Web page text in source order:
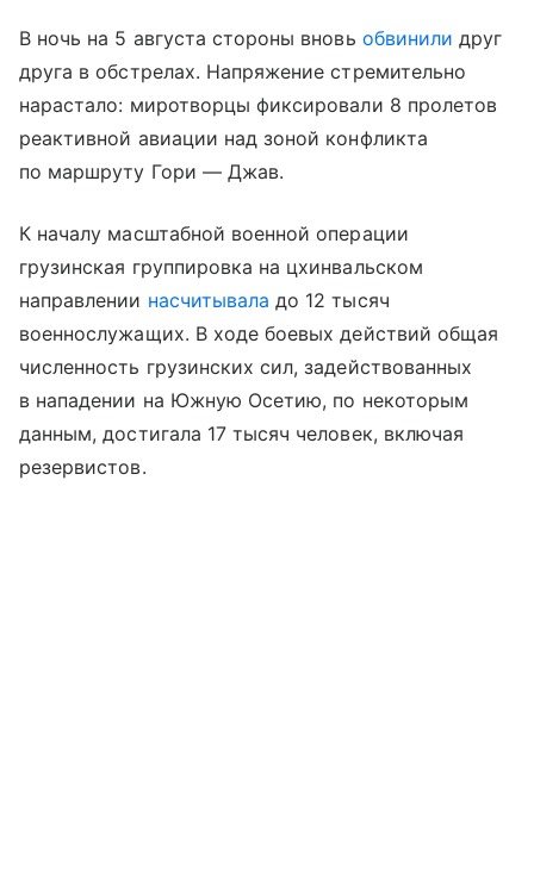
В ночь на 5 августа стороны вновь обвинили друг
друга в обстрелах. Напряжение стремительно
нарастало: миротворцы фиксировали 8 пролетов
реактивной авиации над зоной конфликта
по маршруту Гори — Джав.
К началу масштабной военной операции
грузинская группировка на цхинвальском
направлении насчитывала до 12 тысяч
военнослужащих. В ходе боевых действий общая
численность грузинских сил, задействованных
в нападении на Южную Осетию, по некоторым
данным, достигала 17 тысяч человек, включая
резервистов.